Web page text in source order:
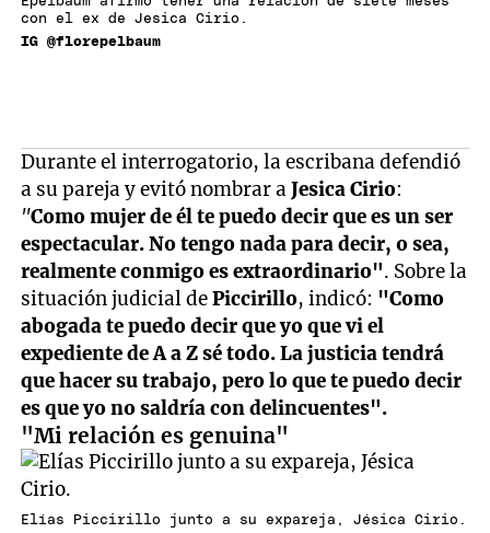
con el ex de Jesica Cirio.
IG @florepelbaum
Durante el interrogatorio, la escribana defendió
a su pareja y evitó nombrar a Jesica Cirio:
"Como mujer de él te puedo decir que es un ser
espectacular. No tengo nada para decir, o sea,
realmente conmigo es extraordinario". Sobre la
situación judicial dePiccirillo, indicó: "Como
abogada te puedo decir que yo que vi el
expediente de A a Z sé todo. La justicia tendrá
que hacer su trabajo, pero lo que te puedo decir
es que yo no saldría con delincuentes".
"Mi relación es genuina"
Elías Piccirillo junto a su expareja, Jésica Cirio.